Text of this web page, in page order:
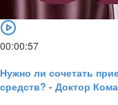
00:00:57
Нужно ли сочетать
средств? - Доктор